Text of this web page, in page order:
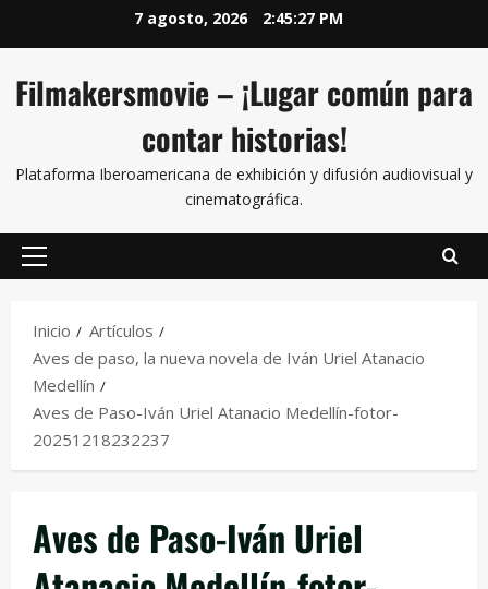
7 agosto, 2026 2:45:28 PM
Filmakersmovie – ¡Lugar común para
contar historias!
Plataforma Iberoamericana de exhibición y difusión audiovisual y
cinematográfica.
Inicio
Artículos
Aves de paso, la nueva novela de Iván Uriel Atanacio
Medellín
Aves de Paso-Iván Uriel Atanacio Medellín-fotor-
20251218232237
Aves de Paso-Iván Uriel